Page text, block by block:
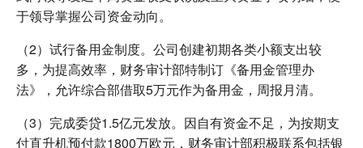
于领导掌握公司资金动向。
（2）试行备用金制度。公司创建初期各类小额支出较
多，为提高效率，财务审计部特制订《备用金管理办
法》，允许综合部借取5万元作为备用金，周报月清。
（3）完成委贷1.5亿元发放。因自有资金不足，为按期支
付直升机预付款1800万欧元，财务审计部积极联系包括银